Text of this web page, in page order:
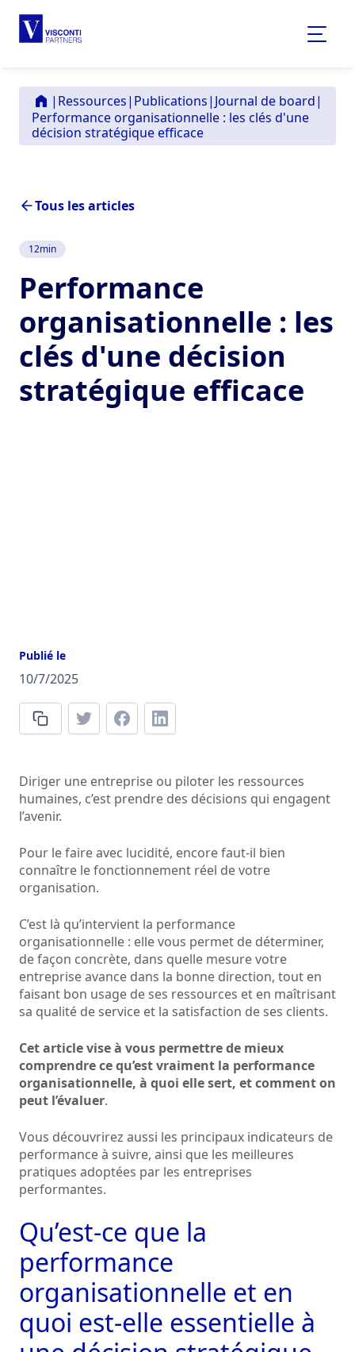
| Ressources| Publications| Journal de board|
Performance organisationnelle : les clés d'une
décision stratégique efficace
Tous les articles
12min
Performance
organisationnelle : les
clés d'une décision
stratégique efficace
Publié le
10/7/2025
Diriger une entreprise ou piloter les ressources
humaines, c’est prendre des décisions qui engagent
l’avenir.
Pour le faire avec lucidité, encore faut-il bien
connaître le fonctionnement réel de votre
organisation.
C’est là qu’intervient la performance
organisationnelle : elle vous permet de déterminer,
de façon concrète, dans quelle mesure votre
entreprise avance dans la bonne direction, tout en
faisant bon usage de ses ressources et en maîtrisant
sa qualité de service et la satisfaction de ses clients.
Cet article vise à vous permettre de mieux
comprendre ce qu’est vraiment la performance
organisationnelle, à quoi elle sert, et comment on
peut l’évaluer.
Vous découvrirez aussi les principaux indicateurs de
performance à suivre, ainsi que les meilleures
pratiques adoptées par les entreprises
performantes.
Qu’est-ce que la
performance
organisationnelle et en
quoi est-elle essentielle à